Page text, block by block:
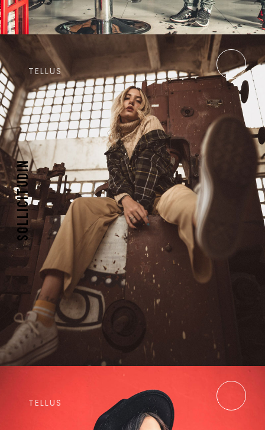
TELLUS
SOLLICITUDIN
TELLUS